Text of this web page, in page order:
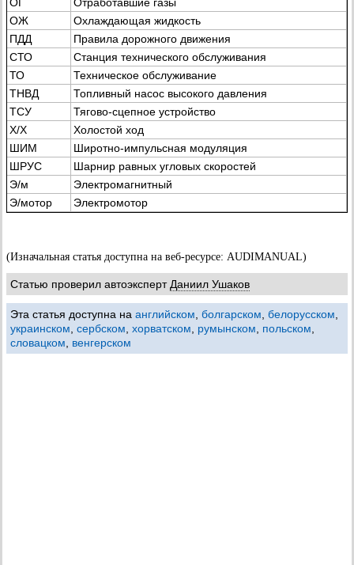
ОЖ
Охлаждающая жидкость
ПДД
Правила дорожного движения
СТО
Станция технического обслуживания
ТО
Техническое обслуживание
ТНВД
Топливный насос высокого давления
ТСУ
Тягово-сцепное устройство
Х/Х
Холостой ход
ШИМ
Широтно-импульсная модуляция
ШРУС
Шарнир равных угловых скоростей
Э/м
Электромагнитный
Э/мотор
Электромотор
(Изначальная статья доступна на веб-ресурсе: AUDIMANUAL)
Статью проверил автоэксперт Даниил Ушаков
Эта статья доступна на английском болгарском белорусском
украинском сербском хорватском румынском польском
словацком
венгерском